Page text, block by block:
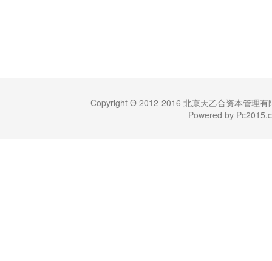
Copyright Θ 2012-2016 北京天乙合资本管理
Powered by